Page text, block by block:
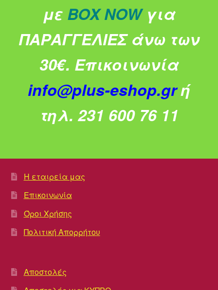
με BOX NOW για
ΠΑΡΑΓΓΕΛΙΕΣ άνω των
30€. Επικοινωνία
info@plus-eshop.grή
τηλ. 231 600 76 11
Η εταιρεία μας
Επικοινωνία
Όροι Χρήσης
Πολιτική Απορρήτου
Αποστολές